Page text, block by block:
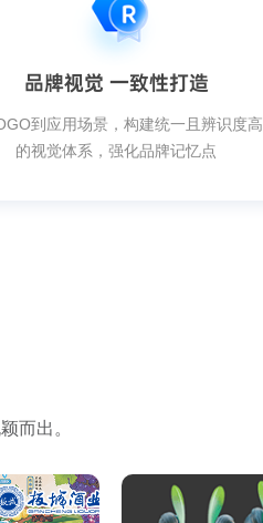
品牌视觉 一致性打造
到应用场景，构建统一且辨识度高
的视觉体系，强化品牌记忆点
而出。